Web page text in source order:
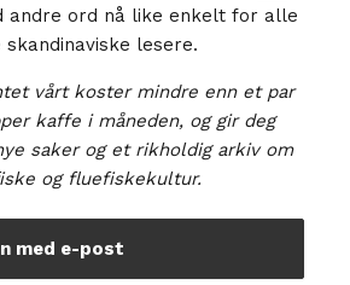
andre ord nå like enkelt for alle
skandinaviske lesere.
vårt koster mindre enn et par
kaffe i måneden, og gir deg
saker og et rikholdig arkiv om
og fluefiskekultur.
med e-post